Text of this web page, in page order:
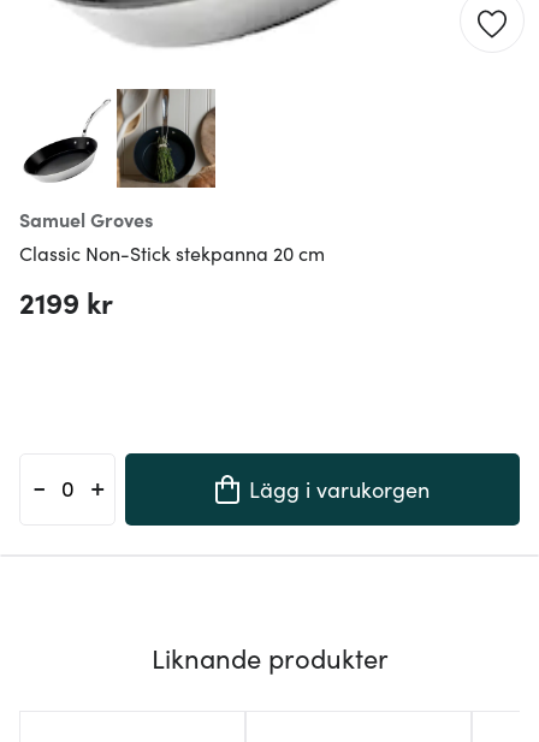
Samuel Groves
Classic Non-Stick stekpanna 20 cm
2199 kr
- + Lägg i varukorgen
Liknande produkter